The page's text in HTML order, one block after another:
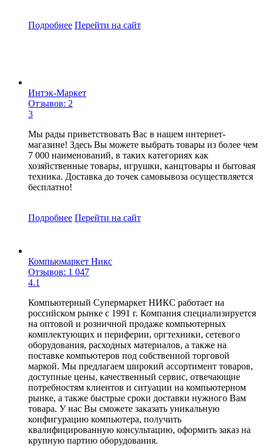
Подробнее Перейти на сайт
Интэк-Маркет
Отзывов: 2
3
Мы рады приветствовать Вас в нашем интернет-
магазине! Здесь Вы можете выбрать товары из более чем
7 000 наименований, в таких категориях как
хозяйственные товары, игрушки, канцтовары и бытовая
техника. Доставка до точек самовывоза осуществляется
бесплатно!
Подробнее Перейти на сайт
Компьюмаркет Никс
Отзывов: 1 047
4.1
Компьютерный Супермаркет НИКС работает на
российском рынке с 1991 г. Компания специализируется
на оптовой и розничной продаже компьютерных
комплектующих и периферии, оргтехники, сетевого
оборудования, расходных материалов, а также на
поставке компьютеров под собственной торговой
маркой. Мы предлагаем широкий ассортимент товаров,
доступные цены, качественный сервис, отвечающие
потребностям клиентов и ситуации на компьютерном
рынке, а также быстрые сроки доставки нужного Вам
товара. У нас Вы сможете заказать уникальную
конфигурацию компьютера, получить
квалифицированную консультацию, оформить заказ на
крупную партию оборудования.